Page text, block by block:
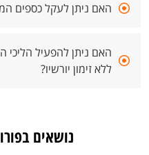
האם ניתן לעקל כספים
האם ניתן להפעיל
ללא זימון יורשיו?
נושאים